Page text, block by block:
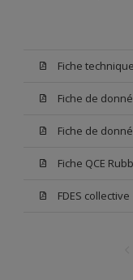
Fiche
Fiche QCE
FDES collective